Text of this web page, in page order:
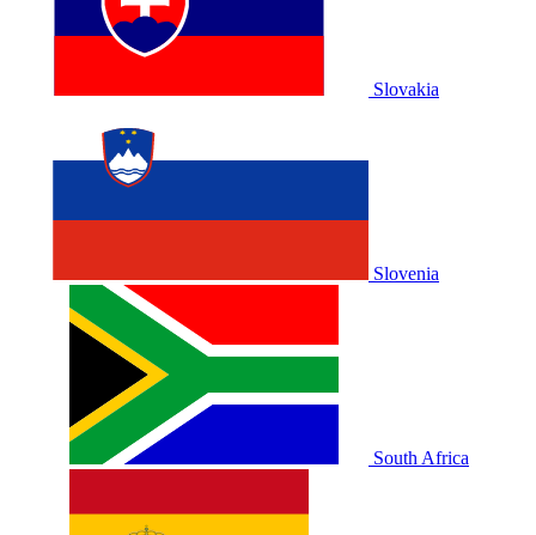
Slovakia
Slovenia
South Africa